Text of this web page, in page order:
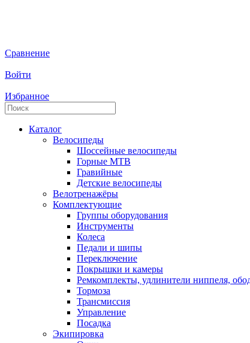
Сравнение
Войти
Избранное
Каталог
Велосипеды
Шоссейные велосипеды
Горные МTB
Гравийные
Детские велосипеды
Велотренажёры
Комплектующие
Группы оборудования
Инструменты
Колеса
Педали и шипы
Переключение
Покрышки и камеры
Ремкомплекты, удлинители ниппеля,
Тормоза
Трансмиссия
Управление
Посадка
Экипировка